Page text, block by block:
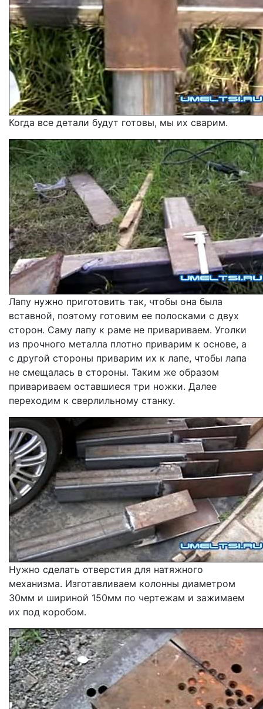
Когда все детали будут готовы, мы их сварим.
Лапу нужно приготовить так, чтобы она была
вставной, поэтому готовим ее полосками с двух
сторон. Саму лапу к раме не привариваем. Уголки
из прочного металла плотно приварим к основе, а
с другой стороны приварим их к лапе, чтобы лапа
не смещалась в стороны. Таким же образом
привариваем оставшиеся три ножки. Далее
переходим к сверлильному станку.
Нужно сделать отверстия для натяжного
механизма. Изготавливаем колонны диаметром
30мм и шириной 150мм по чертежам и зажимаем
их под коробом.